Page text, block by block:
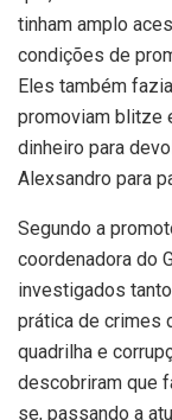
tinham amplo
condições de
Eles também
promoviam blitze
dinheiro para
Alexsandro para
Segundo a
coordenadora do
investigados
prática de crimes
quadrilha e
descobriram que
se, passando a